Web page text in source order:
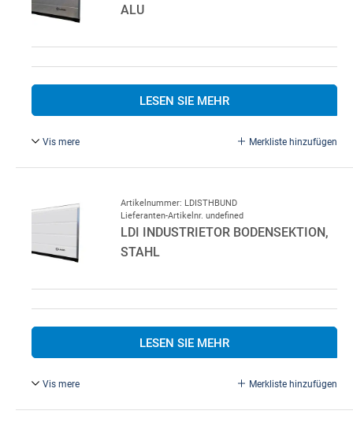
ALU
LESEN SIE MEHR
Vis mere Merkliste hinzufügen
Artikelnummer: LDISTHBUND
Lieferanten-Artikelnr. undefined
LDI INDUSTRIETOR BODENSEKTION,
STAHL
LESEN SIE MEHR
Vis mere Merkliste hinzufügen